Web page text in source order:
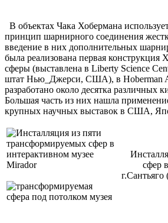
В объектах Чака Хобермана
принцип шарнирного соединения
введение в них дополнительных
была реализована первая конструкция
сферы (выставлена в Liberty Science
штат Нью_Джерси, США), в Hoberman
разработано около десятка различных
Большая часть из них нашла
крупных научных выставок в США,
сфер